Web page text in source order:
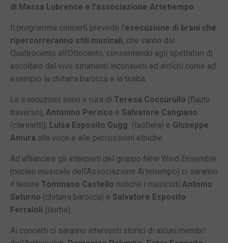
di Massa Lubrense e l’associazione Artetiempo.
Il programma concerti prevede l’esecuzione di brani che
ripercorreranno stili musicali, che vanno dal
Quattrocento all’Ottocento, consentendo agli spettatori di
ascoltare dal vivo strumenti inconsueti ed antichi come ad
esempio la chitarra barocca e la tiorba.
Le esecuzioni sono a cura di Teresa Coccurullo (flauto
traverso); Antonino Persico e Salvatore Cangiano
(clarinetti), Luisa Esposito Gugg (tastiera) e Giuseppe
Amura alla voce e alle percussioni etniche.
Ad affiancare gli interpreti del gruppo New Wind Ensemble
(nucleo musicale dell’Associazione Artetiempo) ci saranno
il tenore Tommaso Castello nonché i musicisti Antonio
Saturno (chitarra barocca) e Salvatore Esposito
Ferraioli (tiorba).
Ai concerti ci saranno interventi storici di alcuni membri